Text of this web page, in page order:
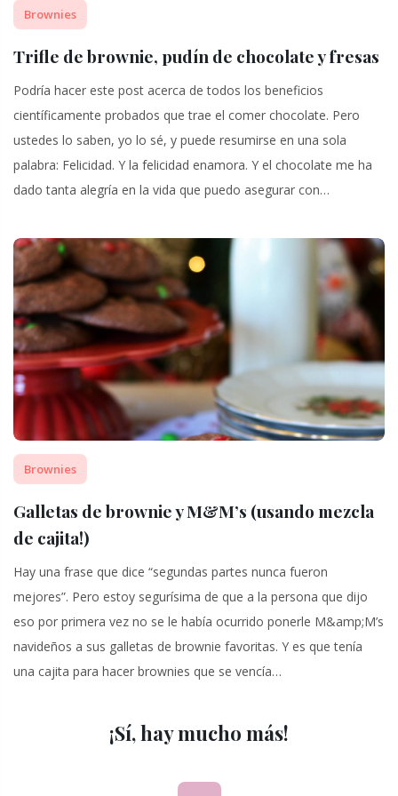
Brownies
Trifle de brownie, pudín de chocolate y fresas
Podría hacer este post acerca de todos los beneficios
científicamente probados que trae el comer chocolate. Pero
ustedes lo saben, yo lo sé, y puede resumirse en una sola
palabra: Felicidad. Y la felicidad enamora. Y el chocolate me ha
dado tanta alegría en la vida que puedo asegurar con…
Brownies
Galletas de brownie y M&M’s (usando mezcla
de cajita!)
Hay una frase que dice “segundas partes nunca fueron
mejores”. Pero estoy segurísima de que a la persona que dijo
eso por primera vez no se le había ocurrido ponerle M&amp;M’s
navideños a sus galletas de brownie favoritas. Y es que tenía
una cajita para hacer brownies que se vencía…
¡Sí, hay mucho más!